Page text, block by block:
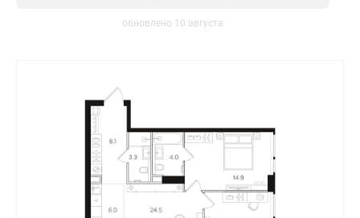
обновлено 10 августа